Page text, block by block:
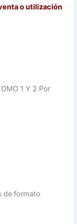
o utilización
1 Y 2 Por
de formato